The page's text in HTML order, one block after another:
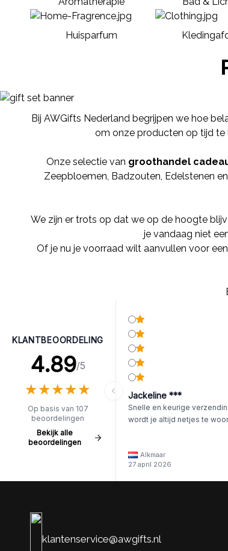
Huisparfum
Bij AWGifts Nederland begrijpen we hoe
om onze producten op tijd te
Onze selectie van groothandel
Zeepbloemen, Badzouten, Edelstenen en
We zijn er trots op dat we op de hoogte
je vandaag niet
Of je nu je voorraad wilt aanvullen voor
KLANTBEOORDELING
4.89/5
★★★★★
★★★★★
Op basis van 107
beoordelingen
Bekijk alle
beoordelingen
Jackeline ***
Snelle en keurige
wordt je altijd netjes te
Alkmaar
27 april 2026
klantenservice@awgifts.nl